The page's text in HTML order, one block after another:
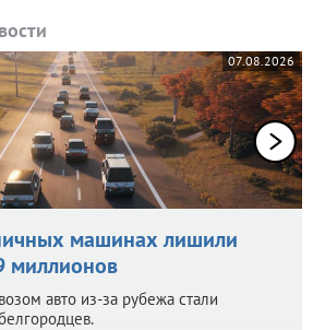
07.08.2026
машинах лишили
миллионов
авто из-за рубежа стали